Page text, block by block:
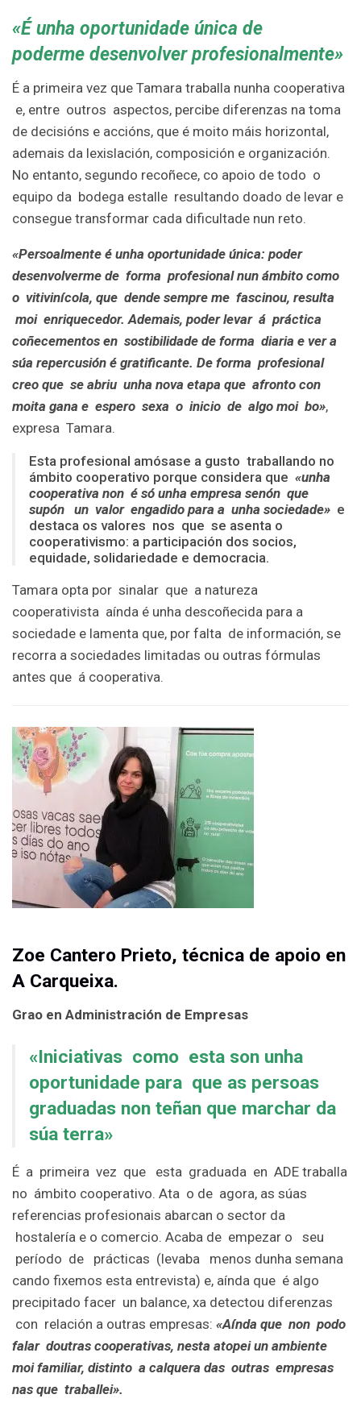
«É unha oportunidade única de
poderme desenvolver profesionalmente»
É a primeira vez que Tamara traballa nunha cooperativa
e, entre outros aspectos, percibe diferenzas na toma
de decisións e accións, que é moito máis horizontal,
ademais da lexislación, composición e organización.
No entanto, segundo recoñece, co apoio de todo o
equipo da bodega estalle resultando doado de levar e
consegue transformar cada dificultade nun reto.
«Persoalmente é unha oportunidade única: poder
desenvolverme de forma profesional nun ámbito como
o vitivinícola, que dende sempre me fascinou, resulta
moi enriquecedor. Ademais, poder levar á práctica
coñecementos en sostibilidade de forma diaria e ver a
súa repercusión é gratificante. De forma profesional
creo que se abriu unha nova etapa que afronto con
moita gana e espero sexa o inicio de algo moi bo»,
expresa Tamara.
Esta profesional amósase a gusto traballando no
ámbito cooperativo porque considera que «unha
cooperativa non é só unha empresa senón que
supón un valor engadido para a unha sociedade» e
destaca os valores nos que se asenta o
cooperativismo: a participación dos socios,
equidade, solidariedade e democracia.
Tamara opta por sinalar que a natureza
cooperativista aínda é unha descoñecida para a
sociedade e lamenta que, por falta de información, se
recorra a sociedades limitadas ou outras fórmulas
antes que á cooperativa.
Zoe Cantero Prieto, técnica de apoio en
A Carqueixa.
Grao en Administración de Empresas
«Iniciativas como esta son unha
oportunidade para que as persoas
graduadas non teñan que marchar da
súa terra»
É a primeira vez que esta graduada en ADE traballa
no ámbito cooperativo. Ata o de agora, as súas
referencias profesionais abarcan o sector da
hostalería e o comercio. Acaba de empezar o seu
período de prácticas (levaba menos dunha semana
cando fixemos esta entrevista) e, aínda que é algo
precipitado facer un balance, xa detectou diferenzas
con relación a outras empresas: «Aínda que non podo
falar doutras cooperativas, nesta atopei un ambiente
moi familiar, distinto a calquera das outras empresas
nas que traballei».